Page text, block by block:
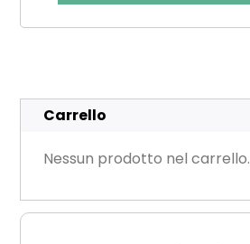
Carrello
Nessun prodotto nel carrello.